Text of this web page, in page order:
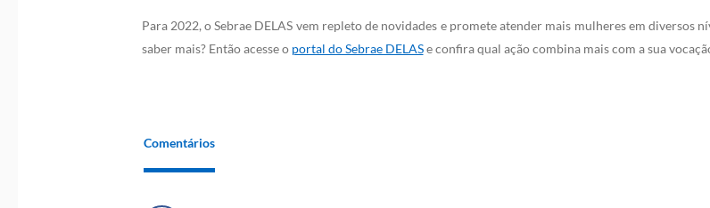
Para 2022, o Sebrae DELAS vem repleto de novidades e promete atender mais mulheres em diversos
saber mais? Então acesse o portal do Sebrae DELASe confira qual ação combina mais com a sua
Comentários